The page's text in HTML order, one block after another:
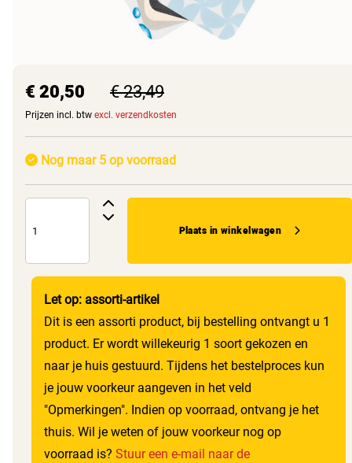
€ 20,50 € 23,49
Prijzen incl. btw excl. verzendkosten
Nog maar 5 op voorraad
Plaats in winkelwagen
Let op: assorti-artikel
Dit is een assorti product, bij bestelling ontvangt u 1
product. Er wordt willekeurig 1 soort gekozen en
naar je huis gestuurd. Tijdens het bestelproces kun
je jouw voorkeur aangeven in het veld
"Opmerkingen". Indien op voorraad, ontvang je het
thuis. Wil je weten of jouw voorkeur nog op
voorraad is? Stuur een e-mail naar de